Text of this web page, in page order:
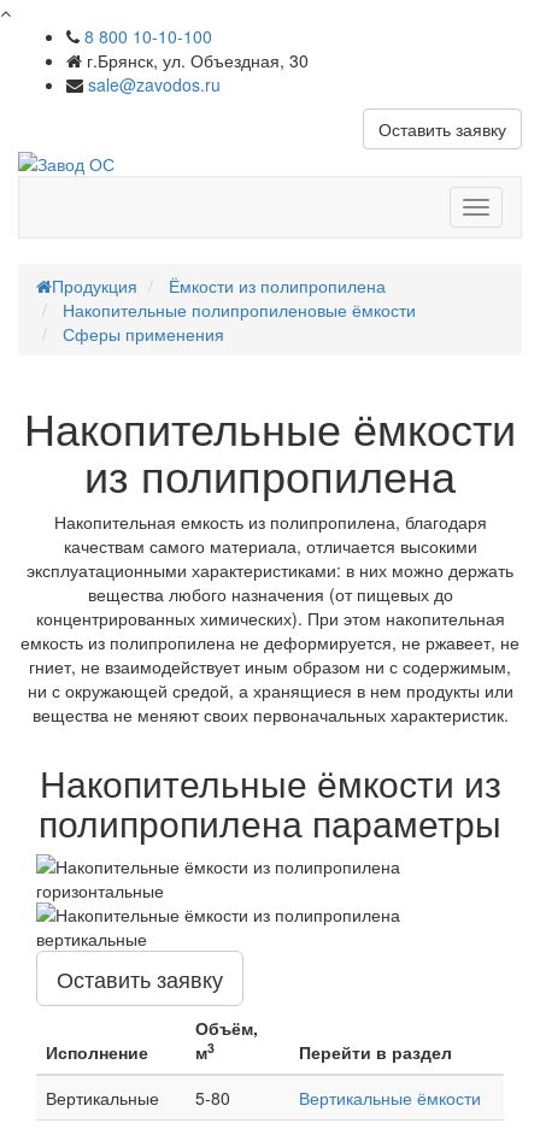
8 800 10-10-100
г.Брянск, ул. Объездная, 30
sale@zavodos.ru
Оставить заявку
меню
Продукция
Ёмкости из полипропилена
Накопительные полипропиленовые ёмкости
Сферы применения
Накопительные ёмкости
из полипропилена
Накопительная емкость из полипропилена, благодаря
качествам самого материала, отличается высокими
эксплуатационными характеристиками: в них можно держать
вещества любого назначения (от пищевых до
концентрированных химических). При этом накопительная
емкость из полипропилена не деформируется, не ржавеет, не
гниет, не взаимодействует иным образом ни с содержимым,
ни с окружающей средой, а хранящиеся в нем продукты или
вещества не меняют своих первоначальных характеристик.
Накопительные ёмкости из
полипропилена параметры
Оставить заявку
Исполнение
Объём,
м3
Перейти в раздел
Вертикальные
5-80
Вертикальные ёмкости